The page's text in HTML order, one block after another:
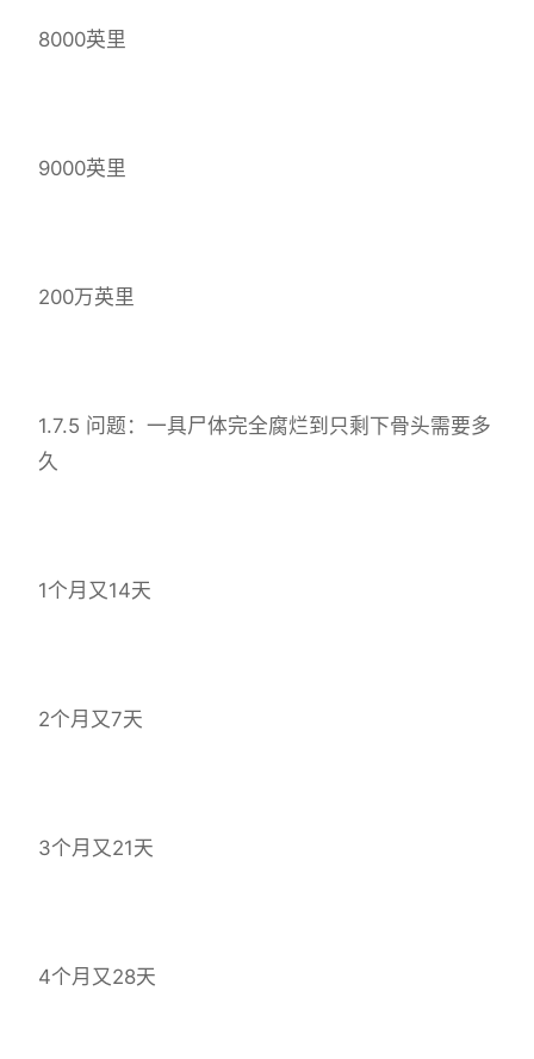
8000英里
9000英里
200万英里
1.7.5 问题：一具尸体完全腐烂到只剩下骨头需要多
久
1个月又14天
2个月又7天
3个月又21天
4个月又28天